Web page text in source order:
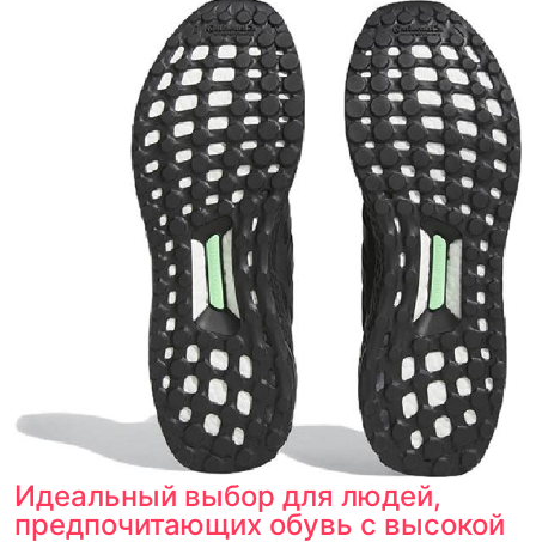
Идеальный выбор для людей,
предпочитающих обувь с высокой